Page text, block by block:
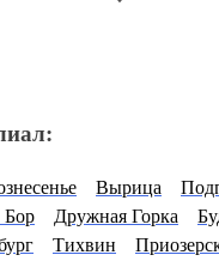
Вырица
Дружная Горка
Тихвин